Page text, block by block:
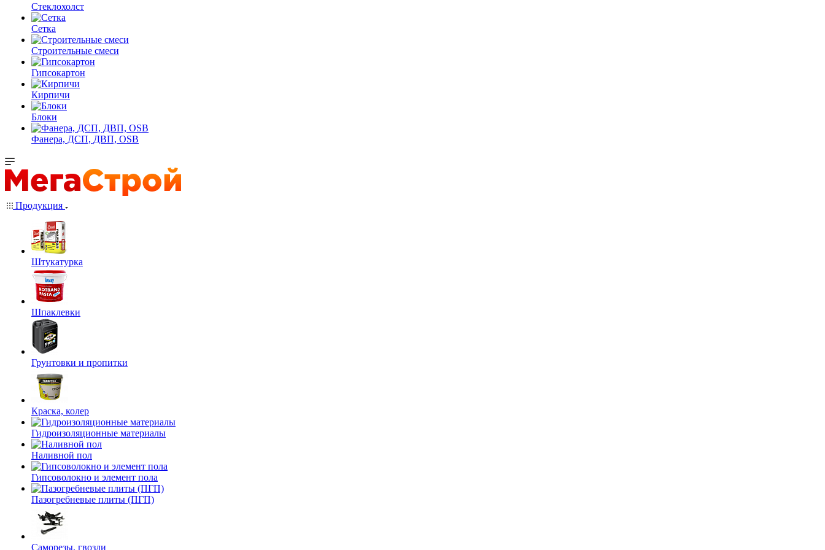
Стеклохолст
Сетка
Строительные смеси
Гипсокартон
Кирпичи
Блоки
Фанера, ДСП, ДВП, OSB
Продукция
Штукатурка
Шпаклевки
Грунтовки и пропитки
Краска, колер
Гидроизоляционные материалы
Наливной пол
Гипсоволокно и элемент пола
Пазогребневые плиты (ПГП)
Саморезы, гвозди